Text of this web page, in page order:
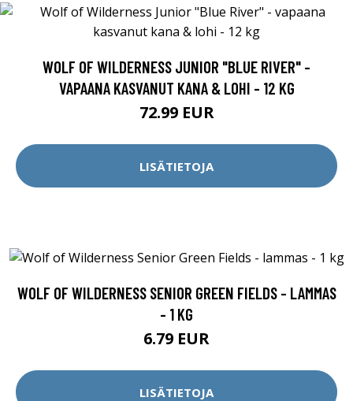
WOLF OF WILDERNESS JUNIOR "BLUE RIVER" -
VAPAANA KASVANUT KANA & LOHI - 12 KG
72.99 EUR
LISÄTIETOJA
WOLF OF WILDERNESS SENIOR GREEN FIELDS - LAMMAS
- 1 KG
6.79 EUR
LISÄTIETOJA